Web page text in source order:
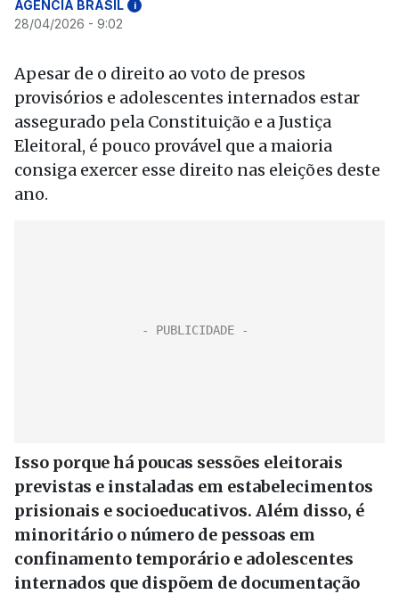
AGÊNCIA BRASIL i
28/04/2026 - 9:02
Apesar de o direito ao voto de presos
provisórios e adolescentes internados estar
assegurado pela Constituição e a Justiça
Eleitoral, é pouco provável que a maioria
consiga exercer esse direito nas eleições deste
ano.
Isso porque há poucas sessões eleitorais
previstas e instaladas em estabelecimentos
prisionais e socioeducativos. Além disso, é
minoritário o número de pessoas em
confinamento temporário e adolescentes
internados que dispõem de documentação